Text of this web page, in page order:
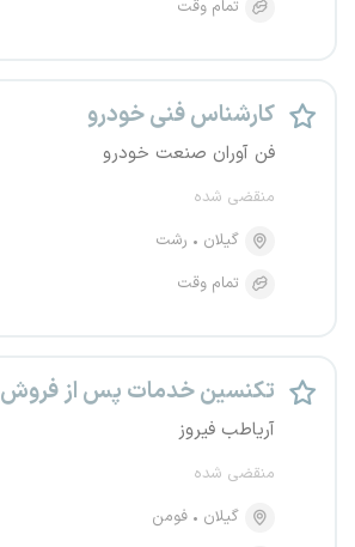
تمام وقت
کارشناس فنی خودرو
فن آوران صنعت خودرو
منقضی شده
گیلان
رشت
تمام وقت
تکنسین خدمات پس از فروش
آریاطب فیروز
منقضی شده
گیلان
فومن